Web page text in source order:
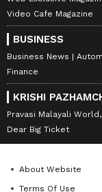
Video Cafe Magazine
BUSINESS
Business News
Finance
KRISHI
Pravasi Malayali
Dear Big Ticket
About Website
Terms Of Use